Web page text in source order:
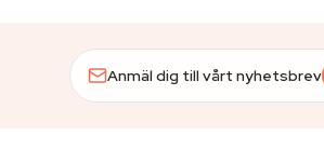
Anmäl dig till vårt nyhetsbrev